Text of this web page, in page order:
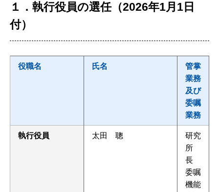
１．執行役員の選任（2026年1月1日
付）
役職名 氏名
管掌
業務
及び
委嘱
業務
執行役員 太田 聰
研究
所
長
委嘱
機能